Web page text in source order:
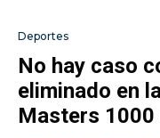
Deportes
No hay caso
eliminado en
Masters 1000